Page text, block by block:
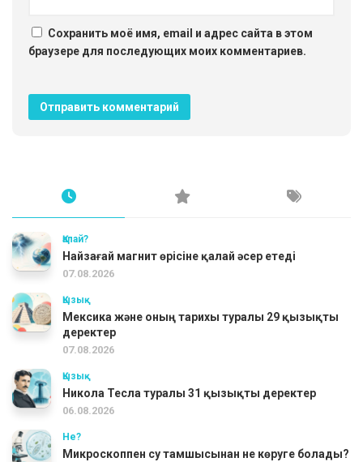
Сохранить моё имя, email и адрес сайта в этом
браузере для последующих моих комментариев.
Қалай?
Найзағай магнит өрісіне қалай әсер етеді
07.08.2026
Қызық
Мексика және оның тарихы туралы 29 қызықты
деректер
07.08.2026
Қызық
Никола Тесла туралы 31 қызықты деректер
06.08.2026
Не?
Микроскоппен су тамшысынан не көруге болады?